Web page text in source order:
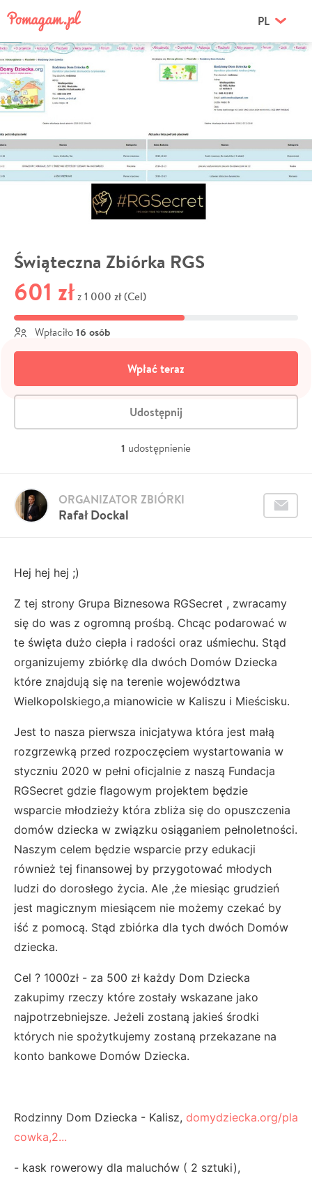
PL
Świąteczna Zbiórka RGS
601 zł z 1 000 zł (Cel)
Wpłaciło 16 osób
Wpłać teraz
Udostępnij
1 udostępnienie
Rafał Dockal
ORGANIZATOR ZBIÓRKI
Hej hej hej ;)
Z tej strony Grupa Biznesowa RGSecret , zwracamy
się do was z ogromną prośbą. Chcąc podarować w
te święta dużo ciepła i radości oraz uśmiechu. Stąd
organizujemy zbiórkę dla dwóch Domów Dziecka
które znajdują się na terenie województwa
Wielkopolskiego,a mianowicie w Kaliszu i Mieścisku.
Jest to nasza pierwsza inicjatywa która jest małą
rozgrzewką przed rozpoczęciem wystartowania w
styczniu 2020 w pełni oficjalnie z naszą Fundacja
RGSecret gdzie flagowym projektem będzie
wsparcie młodzieży która zbliża się do opuszczenia
domów dziecka w związku osiąganiem pełnoletności.
Naszym celem będzie wsparcie przy edukacji
również tej finansowej by przygotować młodych
ludzi do dorosłego życia. Ale ,że miesiąc grudzień
jest magicznym miesiącem nie możemy czekać by
iść z pomocą. Stąd zbiórka dla tych dwóch Domów
dziecka.
Cel ? 1000zł - za 500 zł każdy Dom Dziecka
zakupimy rzeczy które zostały wskazane jako
najpotrzebniejsze. Jeżeli zostaną jakieś środki
których nie spożytkujemy zostaną przekazane na
konto bankowe Domów Dziecka.
Rodzinny Dom Dziecka - Kalisz, domydziecka.org/pla
cowka,2...
- kask rowerowy dla maluchów ( 2 sztuki),